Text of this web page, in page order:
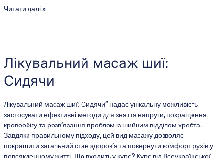
Читати далі »
Лікувальний масаж шиї:
Сидячи
Лікувальний масаж шиї: Сидячи” надає унікальну можливість
застосувати ефективні методи для зняття напруги, покращення
кровообігу та розв’язання проблем із шийним відділом хребта.
Завдяки правильному підходу, цей вид масажу дозволяє
покращити загальний стан здоров’я та повернути комфорт рухів у
шиї:
Сидячи